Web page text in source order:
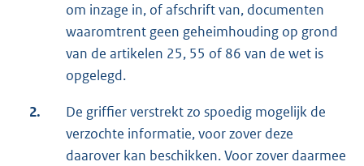
om inzage in, of afschrift van, documenten
waaromtrent geen geheimhouding op grond
van de artikelen 25, 55 of 86 van de wet is
opgelegd.
2.
De griffier verstrekt zo spoedig mogelijk de
verzochte informatie, voor zover deze
daarover kan beschikken. Voor zover daarmee